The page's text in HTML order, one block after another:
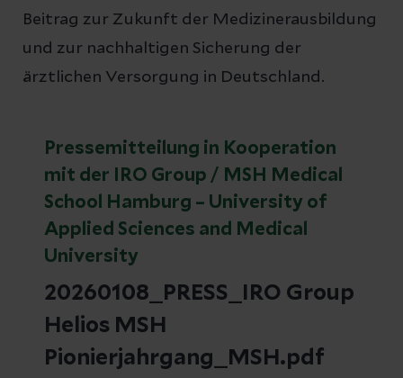
Beitrag zur Zukunft der Medizinerausbildung
und zur nachhaltigen Sicherung der
ärztlichen Versorgung in Deutschland.
Pressemitteilung in Kooperation
mit der IRO Group / MSH Medical
School Hamburg – University of
Applied Sciences and Medical
University
20260108_PRESS_IRO Group
Helios MSH
Pionierjahrgang_MSH.pdf